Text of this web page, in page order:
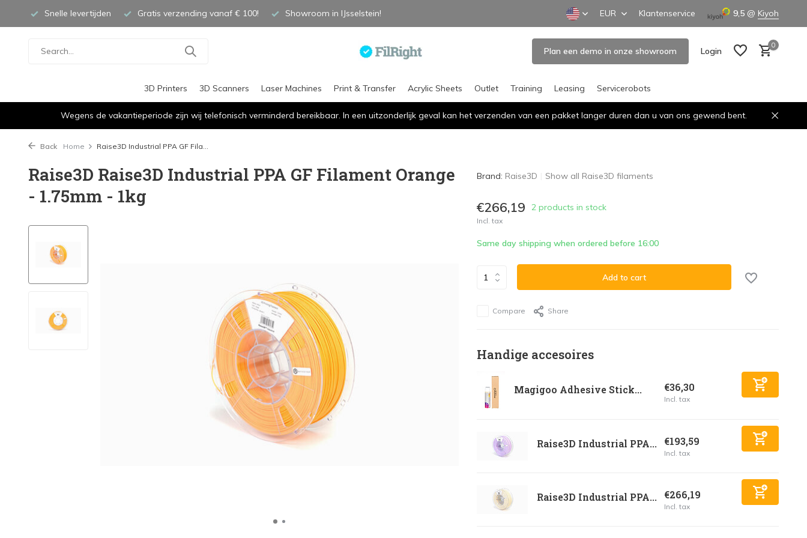
Snelle levertijden Gratis verzending vanaf € 100! Showroom in IJsselstein! EUR Klantenservice 9,5 @ Kiyoh
Plan een demo in onze showroom Login
0
3D Printers 3D Scanners Laser Machines Print & Transfer Acrylic Sheets Outlet Training Leasing Servicerobots
Wegens de vakantieperiode zijn wij telefonisch verminderd bereikbaar. In een uitzonderlijk geval kan het verzenden van een pakket langer duren dan u van ons gewend bent.
Back Home Raise3D Industrial PPA GF Fila...
Raise3D Raise3D Industrial PPA GF Filament Orange
- 1.75mm - 1kg
Brand: Raise3D Show all Raise3D filaments
€266,19 2 products in stock
Incl. tax
Same day shipping when ordered before 16:00
Add to cart
Compare Share
Handige accesoires
Magigoo Adhesive Stick... €36,30
Incl. tax
Raise3D Industrial PPA... €193,59
Incl. tax
Raise3D Industrial PPA... €266,19
Incl. tax